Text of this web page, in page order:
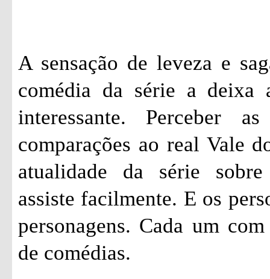
A sensação de leveza e
comédia da série a deixa
interessante. Perceber
comparações ao real Vale
atualidade da série
assiste facilmente. E os
personagens. Cada um
de comédias.